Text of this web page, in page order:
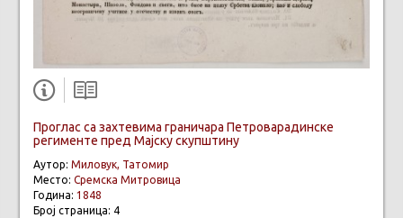
Проглас са захтевима граничара Петроварадинске
регименте пред Мајску скупштину
Аутор: Миловук, Татомир
Место: Сремска Митровица
Година: 1848
Број страница: 4